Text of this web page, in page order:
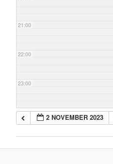
21:00
22:00
23:00
2 NOVEMBER 2023